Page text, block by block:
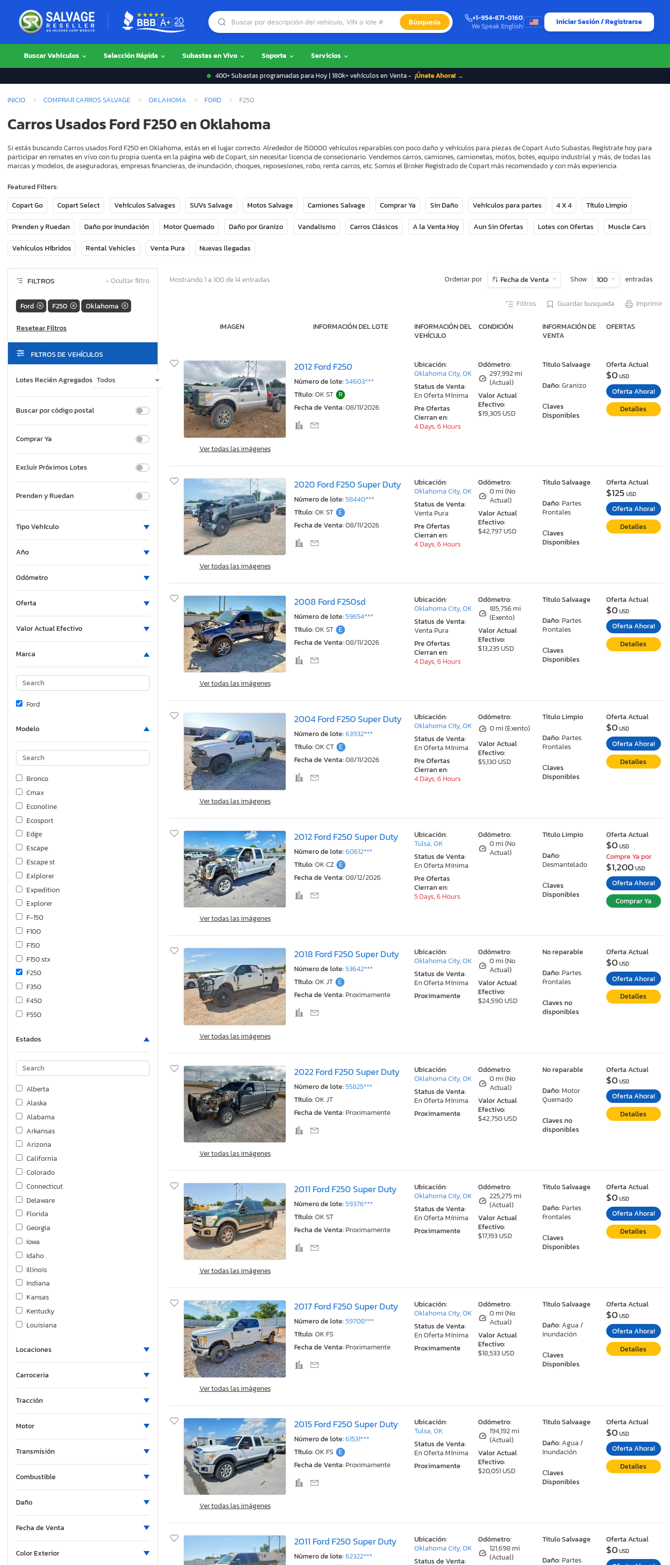
Búsqueda
+1-954-671-0160
We Speak English
Iniciar Sesión / Registrarse
Buscar Vehículos Selección Rápida Subastas en Vivo Soporte Servicios
400+ Subastas programadas para Hoy | 180k+ vehículos en Venta - ¡Únete Ahora! →
INICIO COMPRAR CARROS SALVAGE OKLAHOMA FORD F250
Carros Usados Ford F250 en Oklahoma
Si estás buscando Carros usados Ford F250 en Oklahoma, estás en el lugar correcto. Alrededor de 150000 vehículos reparables con poco daño y vehículos para piezas de Copart Auto Subastas. Regístrate hoy para
participar en remates en vivo con tu propia cuenta en la página web de Copart, sin necesitar licencia de consecionario. Vendemos carros, camiones, camionetas, motos, botes, equipo industrial y más, de todas las
marcas y modelos, de aseguradoras, empresas financieras, de inundación, choques, reposesiones, robo, renta carros, etc. Somos el Broker Registrado de Copart más recomendado y con más experiencia.
Featured Filters:
Copart Go
Copart Select Vehículos Salvages SUVs Salvage Motos Salvage Camiones Salvage Comprar Ya Sin Daño Vehículos para partes 4 X 4 Título Limpio
Prenden y Ruedan Daño por Inundación Motor Quemado Daño por Granizo Vandalismo Carros Clásicos A la Venta Hoy Aun Sin Ofertas Lotes con Ofertas Muscle Cars
Vehículos Híbridos Rental Vehicles Venta Pura Nuevas llegadas
FILTROS −Ocultar filtro
Ford F250 Oklahoma
FILTROS DE VEHÍCULOS
Lotes Recién Agregados
Buscar por código postal
Comprar Ya
Excluir Próximos Lotes
Prenden y Ruedan
Tipo Vehículo
Año
Odómetro
Oferta
Valor Actual Efectivo
Marca
Ford
Modelo
Bronco
Cmax
Econoline
Ecosport
Edge
Escape
Escape st
Exlplorer
Expedition
Explorer
F-150
F100
F150
F150 stx
F250
F350
F450
F550
Fiesta
Focus
Fusion
Maverick
Taurus
Transit
Estados
Alberta
Alaska
Alabama
Arkansas
Arizona
California
Colorado
Connecticut
Delaware
Florida
Georgia
Iowa
Idaho
Illinois
Indiana
Kansas
Kentucky
Louisiana
Maryland
Michigan
Mississippi
North Carolina
North Dakota
Nebraska
New Hampshire
New Jersey
New Mexico
Nevada
Locaciones
Carroceria
Tracción
Motor
Transmisión
Combustible
Daño
Fecha de Venta
Color Exterior
Mostrando 1 a 100 de 14 entradas Ordenar por Fecha de Venta Show 100 entradas
Filtros Guardar busqueda Imprimir
IMAGEN INFORMACIÓN DEL LOTE
INFORMACIÓN DEL
VEHÍCULO
CONDICIÓN
INFORMACIÓN DE
VENTA
OFERTAS
Ver todas las imágenes
2012 Ford F250
Número de lote:54603***
Título:OK ST R
Fecha de Venta:08/11/2026
Odómetro:
297,992 mi
(Actual)
Valor Actual
Efectivo:
$19,305 USD
Titulo Salvaage
Daño:Granizo
Сlaves
Disponibles
Ubicación:
Oklahoma City, OK
Status de Venta:
En Oferta Mínima
Pre Ofertas
Cierran en:
4 Days, 6 Hours
Oferta Actual
$0USD
Oferta Ahora!
Detalles
Ver todas las imágenes
2020 Ford F250 Super Duty
Número de lote:58440***
Título:OK ST E
Fecha de Venta:08/11/2026
Odómetro:
0 mi (No
Actual)
Valor Actual
Efectivo:
$42,797 USD
Titulo Salvaage
Daño: Partes
Frontales
Сlaves
Disponibles
Ubicación:
Oklahoma City, OK
Status de Venta:
Venta Pura
Pre Ofertas
Cierran en:
4 Days, 6 Hours
Oferta Actual
$125 USD
Oferta Ahora!
Detalles
Ver todas las imágenes
2008 Ford F250sd
Número de lote:59654***
Título:OK ST E
Fecha de Venta:08/11/2026
Odómetro:
185,756 mi
(Exento)
Valor Actual
Efectivo:
$13,235 USD
Titulo Salvaage
Daño: Partes
Frontales
Сlaves
Disponibles
Ubicación:
Oklahoma City, OK
Status de Venta:
Venta Pura
Pre Ofertas
Cierran en:
4 Days, 6 Hours
Oferta Actual
$0USD
Oferta Ahora!
Detalles
Ver todas las imágenes
2004 Ford F250 Super Duty
Número de lote:63932***
Título:OK CT E
Fecha de Venta:08/11/2026
Odómetro:
0 mi (Exento)
Valor Actual
Efectivo:
$5,130 USD
Titulo Limpio
Daño: Partes
Frontales
Сlaves
Disponibles
Ubicación:
Oklahoma City, OK
Status de Venta:
En Oferta Mínima
Pre Ofertas
Cierran en:
4 Days, 6 Hours
Oferta Actual
$0USD
Oferta Ahora!
Detalles
Ver todas las imágenes
2012 Ford F250 Super Duty
Número de lote:60612***
Título:OK CZ E
Fecha de Venta:08/12/2026
Odómetro:
0 mi (No
Actual)
Titulo Limpio
Daño:
Desmantelado
Сlaves
Disponibles
Ubicación:
Tulsa, OK
Status de Venta:
En Oferta Mínima
Pre Ofertas
Cierran en:
5 Days, 6 Hours
Oferta Actual
$0USD
Compre Ya por
$1,200USD
Oferta Ahora!
Comprar Ya
Ver todas las imágenes
2018 Ford F250 Super Duty
Número de lote:53642***
Título:OK JT E
Fecha de Venta: Proximamente
Odómetro:
0 mi (No
Actual)
Valor Actual
Efectivo:
$24,590 USD
No reparable
Daño: Partes
Frontales
Claves no
disponibles
Ubicación:
Oklahoma City, OK
Status de Venta:
En Oferta Mínima
Proximamente
Oferta Actual
$0USD
Oferta Ahora!
Detalles
Ver todas las imágenes
2022 Ford F250 Super Duty
Número de lote:55825***
Título:OK JT
Fecha de Venta: Proximamente
Odómetro:
0 mi (No
Actual)
Valor Actual
Efectivo:
$42,750 USD
No reparable
Daño: Motor
Quemado
Claves no
disponibles
Ubicación:
Oklahoma City, OK
Status de Venta:
En Oferta Mínima
Proximamente
Oferta Actual
$0USD
Oferta Ahora!
Detalles
Ver todas las imágenes
2011 Ford F250 Super Duty
Número de lote:59376***
Título:OK ST
Fecha de Venta: Proximamente
Odómetro:
225,275 mi
(Actual)
Valor Actual
Efectivo:
$17,193 USD
Titulo Salvaage
Daño: Partes
Frontales
Сlaves
Disponibles
Ubicación:
Oklahoma City, OK
Status de Venta:
En Oferta Mínima
Proximamente
Oferta Actual
$0USD
Oferta Ahora!
Detalles
Ver todas las imágenes
2017 Ford F250 Super Duty
Número de lote:59708***
Título:OK FS
Fecha de Venta: Proximamente
Odómetro:
0 mi (No
Actual)
Valor Actual
Efectivo:
$18,533 USD
Titulo Salvaage
Daño: Agua /
Inundación
Сlaves
Disponibles
Ubicación:
Oklahoma City, OK
Status de Venta:
En Oferta Mínima
Proximamente
Oferta Actual
$0USD
Oferta Ahora!
Detalles
Ver todas las imágenes
2015 Ford F250 Super Duty
Número de lote:61531***
Título:OK FS E
Fecha de Venta: Proximamente
Odómetro:
194,192 mi
(Actual)
Valor Actual
Efectivo:
$20,051 USD
Titulo Salvaage
Daño: Agua /
Inundación
Сlaves
Disponibles
Ubicación:
Tulsa, OK
Status de Venta:
En Oferta Mínima
Proximamente
Oferta Actual
$0USD
Oferta Ahora!
Detalles
2011 Ford F250 Super Duty
Número de lote:62322***
Odómetro:
121,698 mi
(Actual)
Titulo Salvaage
Daño: Partes
Ubicación:
Oklahoma City, OK
Status de Venta:
Oferta Actual
$0USD